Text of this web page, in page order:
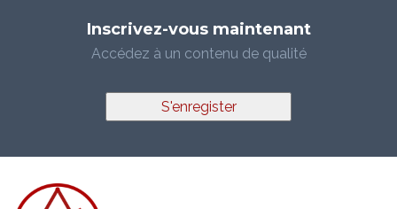
Inscrivez-vous maintenant
Accédez à un contenu de qualité
S'enregister